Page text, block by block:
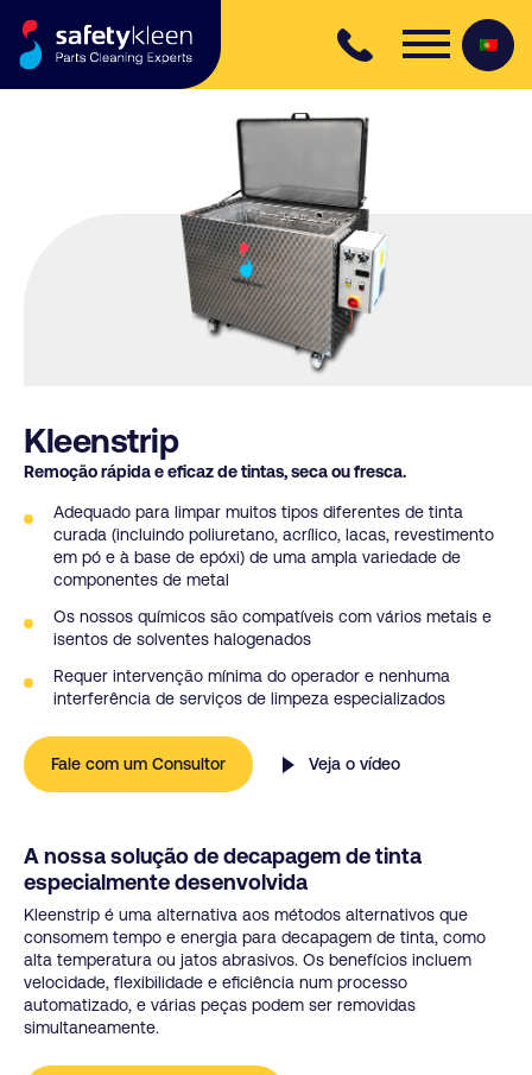
Kleenstrip
Remoção rápida e eficaz de tintas, seca ou fresca.
Adequado para limpar muitos tipos diferentes de tinta
curada (incluindo poliuretano, acrílico, lacas, revestimento
em pó e à base de epóxi) de uma ampla variedade de
componentes de metal
Os nossos químicos são compatíveis com vários metais e
isentos de solventes halogenados
Requer intervenção mínima do operador e nenhuma
interferência de serviços de limpeza especializados
Fale com um Consultor Veja o vídeo
A nossa solução de decapagem de tinta
especialmente desenvolvida
Kleenstrip é uma alternativa aos métodos alternativos que
consomem tempo e energia para decapagem de tinta, como
alta temperatura ou jatos abrasivos. Os benefícios incluem
velocidade, flexibilidade e eficiência num processo
automatizado, e várias peças podem ser removidas
simultaneamente.